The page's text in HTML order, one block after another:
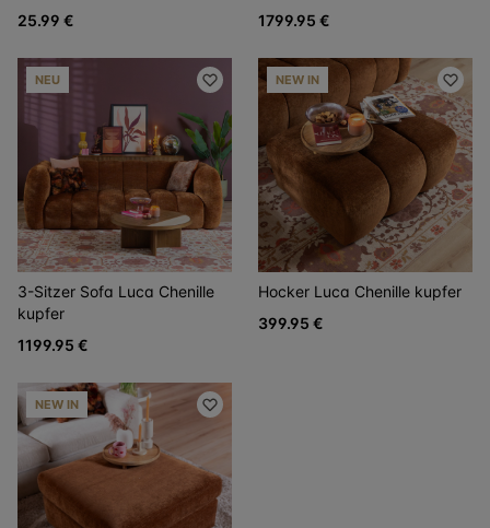
25.99 €
1799.95 €
NEU
3-Sitzer Sofa Luca Chenille
kupfer
1199.95 €
NEW IN
Hocker Luca Chenille kupfer
399.95 €
NEW IN